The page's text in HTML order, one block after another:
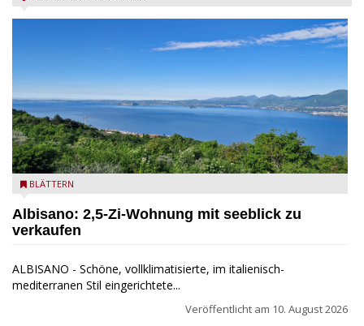
Seeblick
BLÄTTERN
Albisano: 2,5-Zi-Wohnung mit seeblick zu
verkaufen
ALBISANO - Schöne, vollklimatisierte, im italienisch-
mediterranen Stil eingerichtete...
Veröffentlicht am 10. August 2026